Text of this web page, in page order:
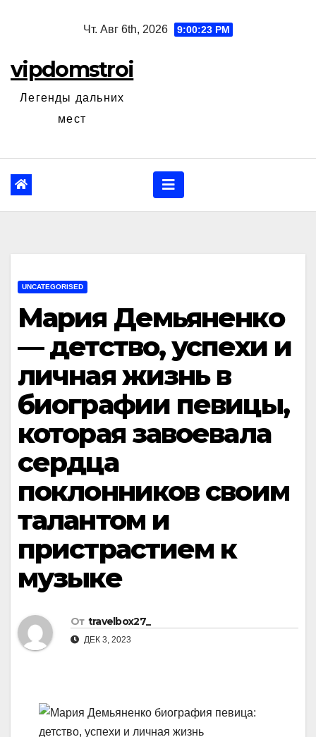
Чт. Авг 6th, 2026 9:00:24 PM
vipdomstroi
Легенды дальних
мест
UNCATEGORISED
Мария Демьяненко
— детство, успехи и
личная жизнь в
биографии певицы,
которая завоевала
сердца
поклонников своим
талантом и
пристрастием к
музыке
От travelbox27_
ДЕК 3, 2023